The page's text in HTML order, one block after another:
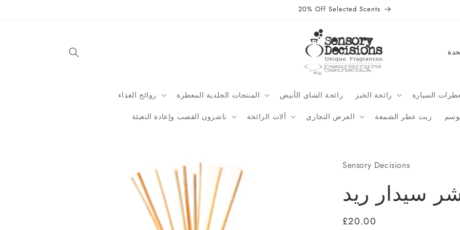
20% Off Selected Scents
روائح الغذاء المنتجات الجلدية المعطرة رائحة الشاي الأبيض رائحة الخبز السيارة
ناشرون القصب وإعادة التعبئة آلات الرائحة العرض التجاري زيت عطر الشمعة
C
n
e
g
Sensory Decisions
سيدار ريد
Regular
£20.00